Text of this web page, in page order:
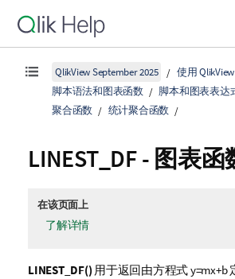
QlikView September 2025
使用 QlikView
脚本语法和图表函数
脚本和图表表达
聚合函数
统计聚合函数
LINEST_DF- 图表函
在该页面上
了解详情
LINEST_DF() 用于返回由方程式y=mx+b